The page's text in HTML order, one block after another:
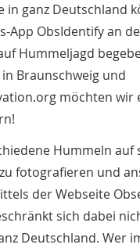
ganz Deutschland
App ObsIdentify an
Hummeljagd
Braunschweig und
möchten wir
Hummeln auf
fotografieren und
der Webseite
sich dabei
Deutschland. Wer